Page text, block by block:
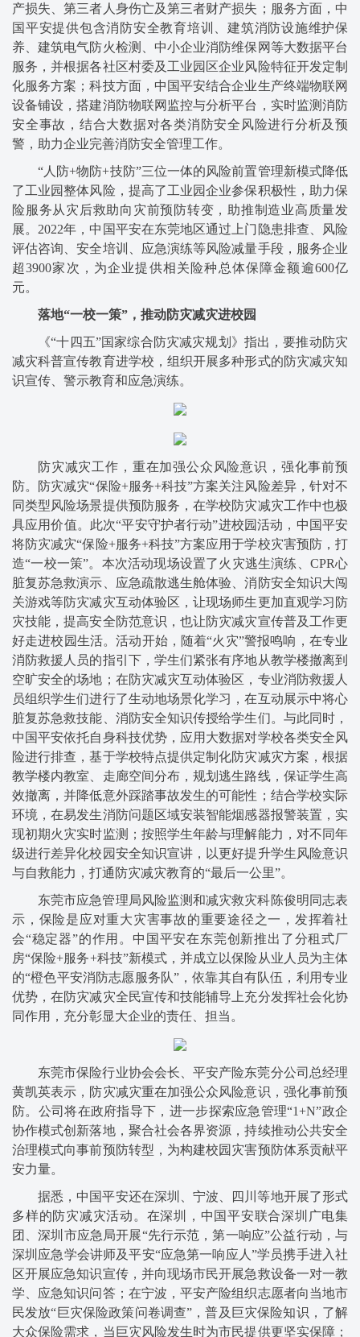
产损失、第三者人身伤亡及第三者财产损失；服务方面，中
国平安提供包含消防安全教育培训、建筑消防设施维护保
养、建筑电气防火检测、中小企业消防维保网等大数据平台
服务，并根据各社区村委及工业园区企业风险特征开发定制
化服务方案；科技方面，中国平安结合企业生产终端物联网
设备铺设，搭建消防物联网监控与分析平台，实时监测消防
安全事故，结合大数据对各类消防安全风险进行分析及预
警，助力企业完善消防安全管理工作。
“人防+物防+技防”三位一体的风险前置管理新模式降低
了工业园整体风险，提高了工业园企业参保积极性，助力保
险服务从灾后救助向灾前预防转变，助推制造业高质量发
展。2022年，中国平安在东莞地区通过上门隐患排查、风险
评估咨询、安全培训、应急演练等风险减量手段，服务企业
超3900家次，为企业提供相关险种总体保障金额逾600亿
元。
落地“一校一策”，推动防灾减灾进校园
《“十四五”国家综合防灾减灾规划》指出，要推动防灾
减灾科普宣传教育进学校，组织开展多种形式的防灾减灾知
识宣传、警示教育和应急演练。
防灾减灾工作，重在加强公众风险意识，强化事前预
防。防灾减灾“保险+服务+科技”方案关注风险差异，针对不
同类型风险场景提供预防服务，在学校防灾减灾工作中也极
具应用价值。此次“平安守护者行动”进校园活动，中国平安
将防灾减灾“保险+服务+科技”方案应用于学校灾害预防，打
造“一校一策”。本次活动现场设置了火灾逃生演练、CPR心
脏复苏急救演示、应急疏散逃生舱体验、消防安全知识大闯
关游戏等防灾减灾互动体验区，让现场师生更加直观学习防
灾技能，提高安全防范意识，也让防灾减灾宣传普及工作更
好走进校园生活。活动开始，随着“火灾”警报鸣响，在专业
消防救援人员的指引下，学生们紧张有序地从教学楼撤离到
空旷安全的场地；在防灾减灾互动体验区，专业消防救援人
员组织学生们进行了生动地场景化学习，在互动展示中将心
脏复苏急救技能、消防安全知识传授给学生们。与此同时，
中国平安依托自身科技优势，应用大数据对学校各类安全风
险进行排查，基于学校特点提供定制化防灾减灾方案，根据
教学楼内教室、走廊空间分布，规划逃生路线，保证学生高
效撤离，并降低意外踩踏事故发生的可能性；结合学校实际
环境，在易发生消防问题区域安装智能烟感器报警装置，实
现初期火灾实时监测；按照学生年龄与理解能力，对不同年
级进行差异化校园安全知识宣讲，以更好提升学生风险意识
与自救能力，打通防灾减灾教育的“最后一公里”。
东莞市应急管理局风险监测和减灾救灾科陈俊明同志表
示，保险是应对重大灾害事故的重要途径之一，发挥着社
会“稳定器”的作用。中国平安在东莞创新推出了分租式厂
房“保险+服务+科技”新模式，并成立以保险从业人员为主体
的“橙色平安消防志愿服务队”，依靠其自有队伍，利用专业
优势，在防灾减灾全民宣传和技能辅导上充分发挥社会化协
同作用，充分彰显大企业的责任、担当。
东莞市保险行业协会会长、平安产险东莞分公司总经理
黄凯英表示，防灾减灾重在加强公众风险意识，强化事前预
防。公司将在政府指导下，进一步探索应急管理“1+N”政企
协作模式创新落地，聚合社会各界资源，持续推动公共安全
治理模式向事前预防转型，为构建校园灾害预防体系贡献平
安力量。
据悉，中国平安还在深圳、宁波、四川等地开展了形式
多样的防灾减灾活动。在深圳，中国平安联合深圳广电集
团、深圳市应急局开展“先行示范，第一响应”公益行动，与
深圳应急学会讲师及平安“应急第一响应人”学员携手进入社
区开展应急知识宣传，并向现场市民开展急救设备一对一教
学、应急知识问答；在宁波，平安产险组织志愿者向当地市
民发放“巨灾保险政策问卷调查”，普及巨灾保险知识，了解
大众保险需求，当巨灾风险发生时为市民提供更坚实保障；